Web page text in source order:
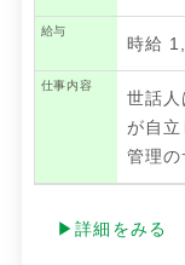
給与
時給
仕事内容
世話
が自
管理の
▶詳細をみる